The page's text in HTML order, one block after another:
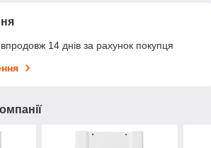
14 днів за рахунок покупця